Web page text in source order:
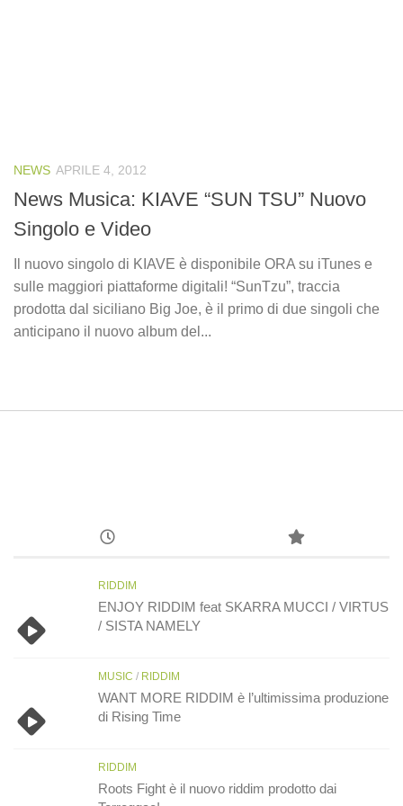
NEWS APRILE 4, 2012
News Musica: KIAVE “SUN TSU” Nuovo
Singolo e Video
Il nuovo singolo di KIAVE è disponibile ORA su iTunes e
sulle maggiori piattaforme digitali! “SunTzu”, traccia
prodotta dal siciliano Big Joe, è il primo di due singoli che
anticipano il nuovo album del...
RIDDIM
ENJOY RIDDIM feat SKARRA MUCCI / VIRTUS
/ SISTA NAMELY
MUSIC / RIDDIM
WANT MORE RIDDIM è l’ultimissima produzione
di Rising Time
RIDDIM
Roots Fight è il nuovo riddim prodotto dai